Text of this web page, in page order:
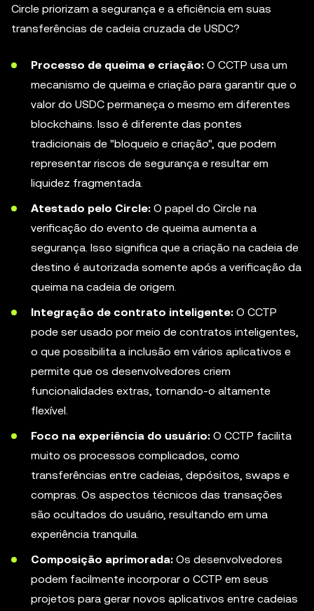
Circle priorizam a segurança e a eficiência em suas
transferências de cadeia cruzada de USDC?
Processo de queima e criação: O CCTP usa um
mecanismo de queima e criação para garantir que o
valor do USDC permaneça o mesmo em diferentes
blockchains. Isso é diferente das pontes
tradicionais de "bloqueio e criação", que podem
representar riscos de segurança e resultar em
liquidez fragmentada.
Atestado pelo Circle: O papel do Circle na
verificação do evento de queima aumenta a
segurança. Isso significa que a criação na cadeia de
destino é autorizada somente após a verificação da
queima na cadeia de origem.
Integração de contrato inteligente: O CCTP
pode ser usado por meio de contratos inteligentes,
o que possibilita a inclusão em vários aplicativos e
permite que os desenvolvedores criem
funcionalidades extras, tornando-o altamente
flexível.
Foco na experiência do usuário: O CCTP facilita
muito os processos complicados, como
transferências entre cadeias, depósitos, swaps e
compras. Os aspectos técnicos das transações
são ocultados do usuário, resultando em uma
experiência tranquila.
Composição aprimorada: Os desenvolvedores
podem facilmente incorporar o CCTP em seus
projetos para gerar novos aplicativos entre cadeias